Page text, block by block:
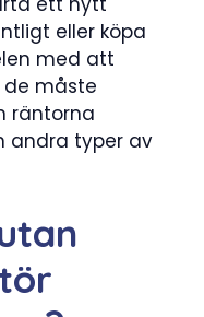
eller köpa
med att
måste
räntorna
andra typer av